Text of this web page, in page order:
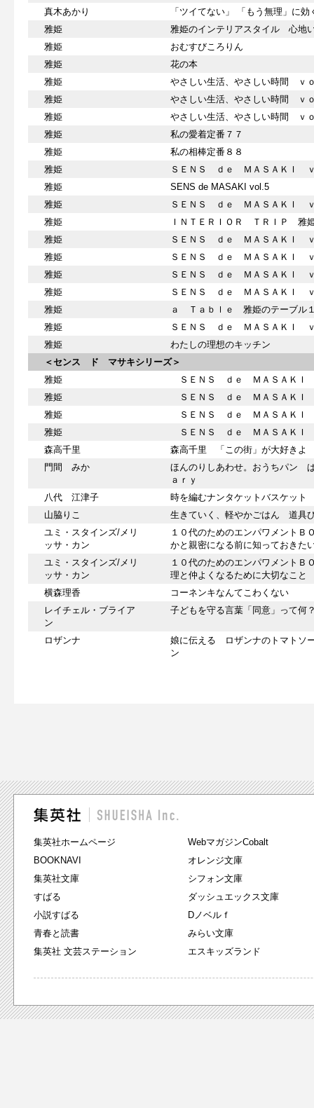
真木あかり
「ツイてない」 「もう無理」に
雅姫
雅姫のインテリアスタイル 心地
雅姫
おむすびころりん
雅姫
花の本
雅姫
やさしい生活、やさしい時間 ｖ
雅姫
やさしい生活、やさしい時間 ｖ
雅姫
やさしい生活、やさしい時間 ｖ
雅姫
私の愛着定番７７
雅姫
私の相棒定番８８
雅姫
ＳＥＮＳ ｄｅ ＭＡＳＡＫＩ
雅姫
SENS de MASAKI vol.5
雅姫
ＳＥＮＳ ｄｅ ＭＡＳＡＫＩ
雅姫
ＩＮＴＥＲＩＯＲ ＴＲＩＰ 雅
雅姫
ＳＥＮＳ ｄｅ ＭＡＳＡＫＩ
雅姫
ＳＥＮＳ ｄｅ ＭＡＳＡＫＩ
雅姫
ＳＥＮＳ ｄｅ ＭＡＳＡＫＩ
雅姫
ＳＥＮＳ ｄｅ ＭＡＳＡＫＩ ｖ
雅姫
ａ Ｔａｂｌｅ 雅姫のテーブル
雅姫
ＳＥＮＳ ｄｅ ＭＡＳＡＫＩ
雅姫
わたしの理想のキッチン
＜センス ド マサキシリーズ＞
雅姫
ＳＥＮＳ ｄｅ ＭＡＳＡＫＩ
雅姫
ＳＥＮＳ ｄｅ ＭＡＳＡＫＩ
雅姫
ＳＥＮＳ ｄｅ ＭＡＳＡＫＩ
雅姫
ＳＥＮＳ ｄｅ ＭＡＳＡＫＩ
森高千里
森高千里 「この街」が大好きよ
門間 みか
ほんのりしあわせ。おうちパン
ａｒｙ
八代 江津子
時を編むナンタケットバスケット
山脇りこ
生きていく、軽やかごはん 道具
ユミ・スタインズ/メリ
ッサ・カン
１０代のためのエンパワメント
かと親密になる前に知っておきた
ユミ・スタインズ/メリ
ッサ・カン
１０代のためのエンパワメント
理と仲よくなるために大切なこと
横森理香
コーネンキなんてこわくない
レイチェル・ブライア
ン
子どもを守る言葉「同意」って
ロザンナ
娘に伝える ロザンナのトマトソ
ン
集英社ホームページ
BOOKNAVI
集英社文庫
すばる
小説すばる
青春と読書
集英社 文芸ステーション
WebマガジンCobalt
オレンジ文庫
シフォン文庫
ダッシュエックス文庫
Dノベルｆ
みらい文庫
エスキッズランド